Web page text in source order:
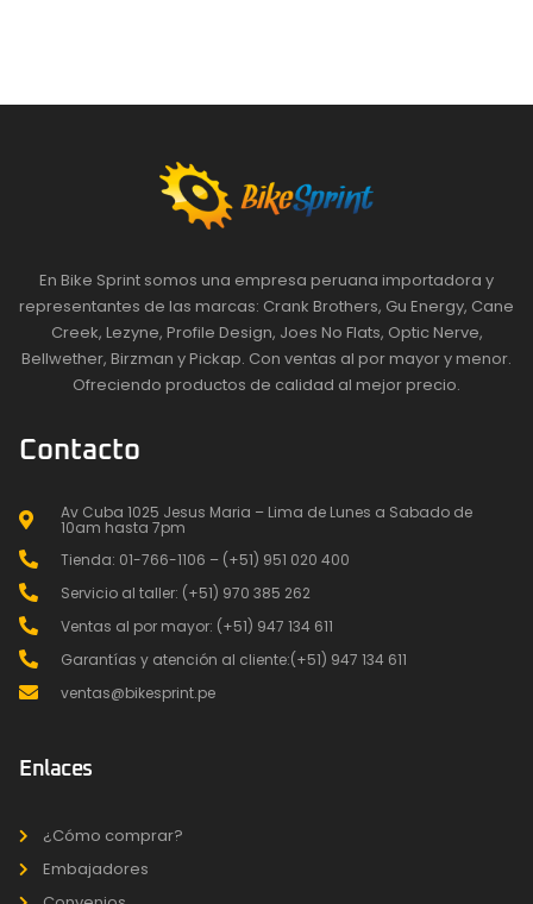
En Bike Sprint somos una empresa peruana importadora y
representantes de las marcas: Crank Brothers, Gu Energy, Cane
Creek, Lezyne, Profile Design, Joes No Flats, Optic Nerve,
Bellwether, Birzman y Pickap. Con ventas al por mayor y menor.
Ofreciendo productos de calidad al mejor precio.
Contacto
Av Cuba 1025 Jesus Maria – Lima de Lunes a Sabado de
10am hasta 7pm
Tienda: 01-766-1106 – (+51) 951 020 400
Servicio al taller: (+51) 970 385 262
Ventas al por mayor: (+51) 947 134 611
Garantías y atención al cliente:(+51) 947 134 611
ventas@bikesprint.pe
Enlaces
¿Cómo comprar?
Embajadores